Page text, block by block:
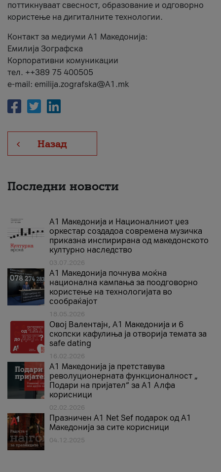
поттикнуваат свесност, образование и одговорно
користење на дигиталните технологии.
Контакт за медиуми А1 Македонија:
Емилија Зографска
Корпоративни комуникации
тел. ++389 75 400505
e-mail: emilija.zografska@A1.mk
Назад
Последни новости
А1 Македонија и Националниот џез
оркестар создадоа современа музичка
приказна инспирирана од македонското
културно наследство
03.07.2026
A1 Македонија почнува моќна
национална кампања за поодговорно
користење на технологијата во
сообраќајот
18.05.2026
Овој Валентајн, A1 Македонија и 6
скопски кафулиња ја отворија темата за
safe dating
16.02.2026
А1 Македонија ја претставува
револуционерната функционалност „
Подари на пријател“ за А1 Алфа
корисници
02.02.2026
Празничен A1 Net Sеf подарок од А1
Македонија за сите корисници
04.12.2025